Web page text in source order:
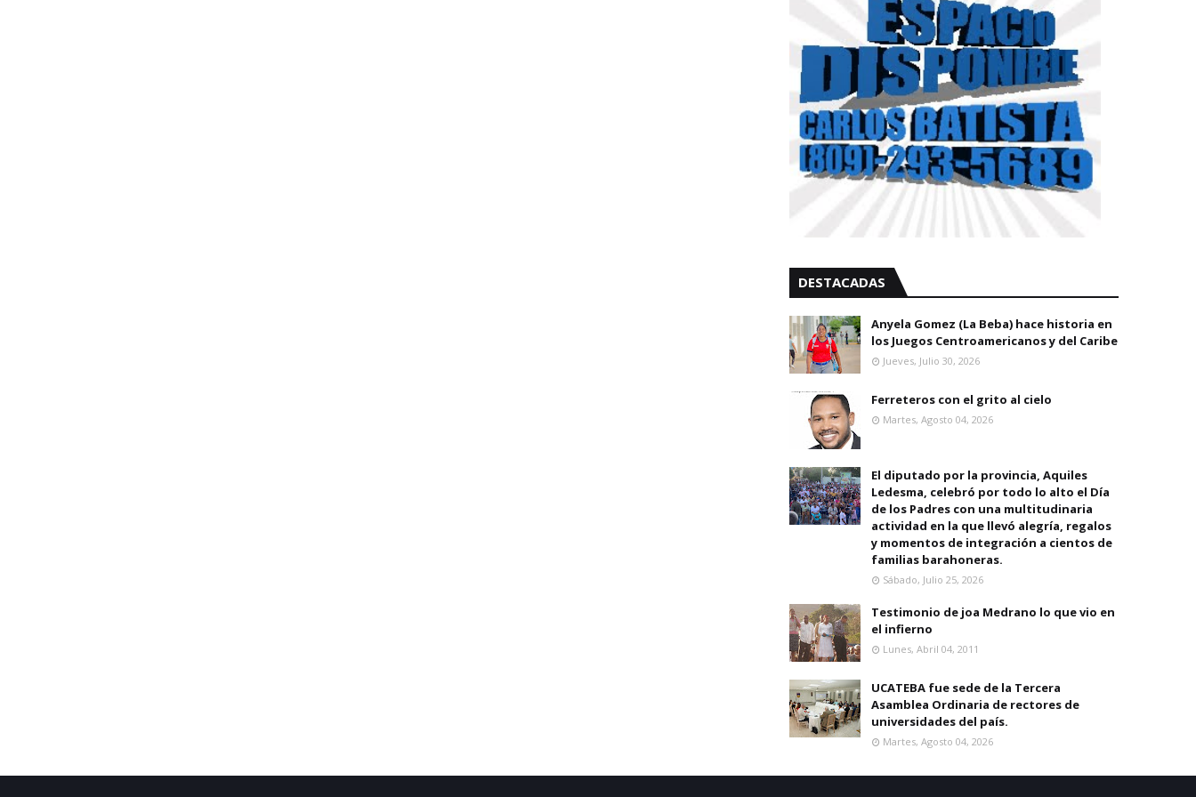
DESTACADAS
Anyela Gomez (La Beba) hace historia en
los Juegos Centroamericanos y del Caribe
Jueves, Julio 30, 2026
Ferreteros con el grito al cielo
Martes, Agosto 04, 2026
El diputado por la provincia, Aquiles
Ledesma, celebró por todo lo alto el Día
de los Padres con una multitudinaria
actividad en la que llevó alegría, regalos
y momentos de integración a cientos de
familias barahoneras.
Sábado, Julio 25, 2026
Testimonio de joa Medrano lo que vio en
el infierno
Lunes, Abril 04, 2011
UCATEBA fue sede de la Tercera
Asamblea Ordinaria de rectores de
universidades del país.
Martes, Agosto 04, 2026